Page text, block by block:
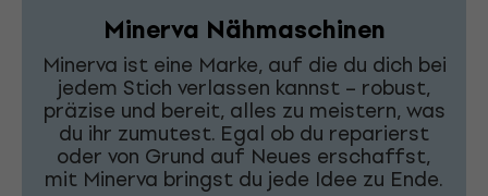
Minerva Nähmaschinen
Minerva ist eine Marke, auf die du dich bei
jedem Stich verlassen kannst – robust,
präzise und bereit, alles zu meistern, was
du ihr zumutest. Egal ob du reparierst
oder von Grund auf Neues erschaffst,
mit Minerva bringst du jede Idee zu Ende.